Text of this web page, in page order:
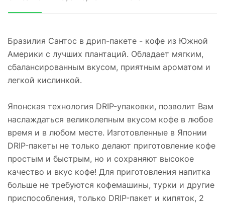
Бразилия Сантос в дрип-пакете - кофе из Южной
Америки с лучших плантаций. Обладает мягким,
сбалансированным вкусом, приятным ароматом и
легкой кислинкой.
Японская технология DRIP-упаковки, позволит Вам
наслаждаться великолепным вкусом кофе в любое
время и в любом месте. Изготовленные в Японии
DRIP-пакеты не только делают приготовление кофе
простым и быстрым, но и сохраняют высокое
качество и вкус кофе! Для приготовления напитка
больше не требуются кофемашины, турки и другие
приспособления, только DRIP-пакет и кипяток, 2